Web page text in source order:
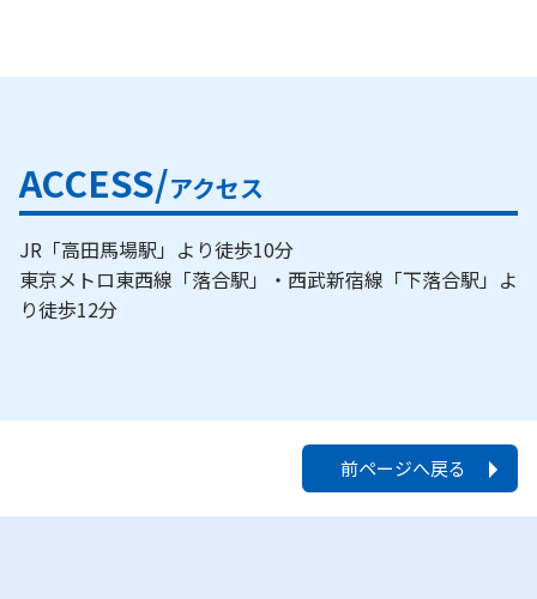
ACCESS/アクセス
JR「高田馬場駅」より徒歩10分
東京メトロ東西線「落合駅」・西武新宿線「下落合駅」よ
り徒歩12分
前ページへ戻る